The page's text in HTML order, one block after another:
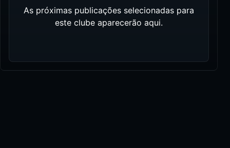
As próximas publicações selecionadas para
este clube aparecerão aqui.